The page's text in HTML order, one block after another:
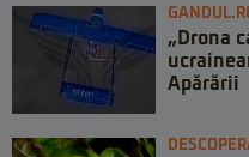
„Drona
Apărării